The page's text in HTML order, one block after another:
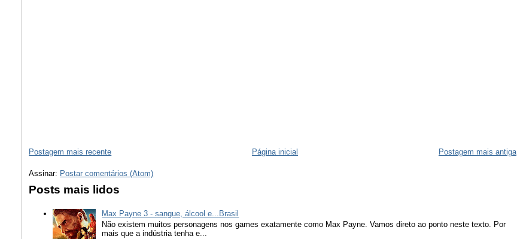
Postagem mais recente Postagem mais antiga
Página inicial
Assinar: Postar comentários (Atom)
Posts mais lidos
Max Payne 3 - sangue, álcool e...Brasil
Não existem muitos personagens nos games exatamente como Max Payne. Vamos direto ao ponto neste texto. Por
mais que a indústria tenha e...